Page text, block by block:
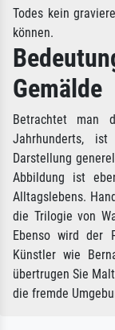
Todes kein
können.
Gemälde
Betrachtet man
Jahrhunderts,
Darstellung
Abbildung ist
Alltagslebens.
die Trilogie von
Ebenso wird der
Künstler wie
übertrugen Sie
die fremde